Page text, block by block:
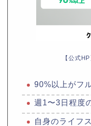
【公式HP
90%以上がフ
週1〜3日程度
自身のライフ